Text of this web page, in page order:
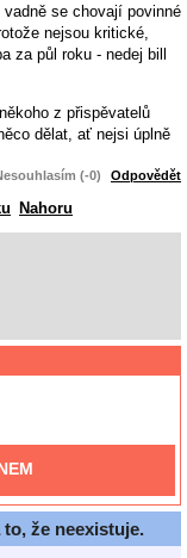
se chovají povinné
nejsou kritické,
za půl roku - nedej bill
z přispěvatelů
dělat, ať nejsi úplně
(-0) Odpovědět
Nahoru
že neexistuje.